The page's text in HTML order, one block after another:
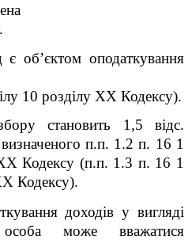
об’єктом оподаткування
10 розділу XX Кодексу).
становить 1,5 відс.
п.п. 1.2 п. 16 1
Кодексу (п.п. 1.3 п. 16 1
Кодексу).
доходів у вигляді
може вважатися